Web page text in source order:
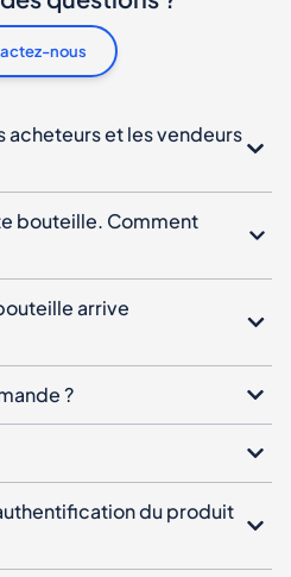
nous
acheteurs et les vendeurs
bouteille. Comment
arrive
?
du produit